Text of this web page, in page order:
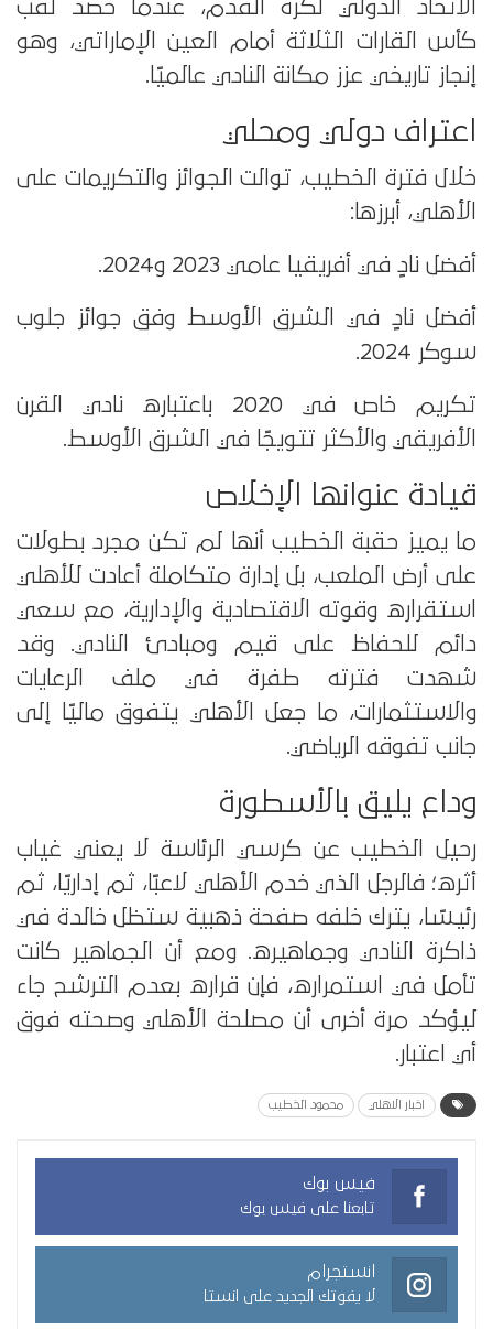
الاتحاد الدولي لكرة القدم، عندما حصد لقب
كأس القارات الثلاثة أمام العين الإماراتي، وهو
إنجاز تاريخي عزز مكانة النادي عالميًا.
اعتراف دولي ومحلي
خلال فترة الخطيب، توالت الجوائز والتكريمات على
الأهلي، أبرزها:
أفضل نادٍ في أفريقيا عامي 2023 و2024.
أفضل نادٍ في الشرق الأوسط وفق جوائز جلوب
سوكر 2024.
تكريم خاص في 2020 باعتباره نادي القرن
الأفريقي والأكثر تتويجًا في الشرق الأوسط.
قيادة عنوانها الإخلاص
ما يميز حقبة الخطيب أنها لم تكن مجرد بطولات
على أرض الملعب، بل إدارة متكاملة أعادت للأهلي
استقراره وقوته الاقتصادية والإدارية، مع سعي
دائم للحفاظ على قيم ومبادئ النادي. وقد
شهدت فترته طفرة في ملف الرعايات
والاستثمارات، ما جعل الأهلي يتفوق ماليًا إلى
جانب تفوقه الرياضي.
وداع يليق بالأسطورة
رحيل الخطيب عن كرسي الرئاسة لا يعني غياب
أثره؛ فالرجل الذي خدم الأهلي لاعبًا، ثم إداريًا، ثم
رئيسًا، يترك خلفه صفحة ذهبية ستظل خالدة في
ذاكرة النادي وجماهيره. ومع أن الجماهير كانت
تأمل في استمراره، فإن قراره بعدم الترشح جاء
ليؤكد مرة أخرى أن مصلحة الأهلي وصحته فوق
أي اعتبار.
اخبار الاهلي محمود الخطيب
فيس بوك
تابعنا على فيس بوك
انستجرام
لا يفوتك الجديد على انستا